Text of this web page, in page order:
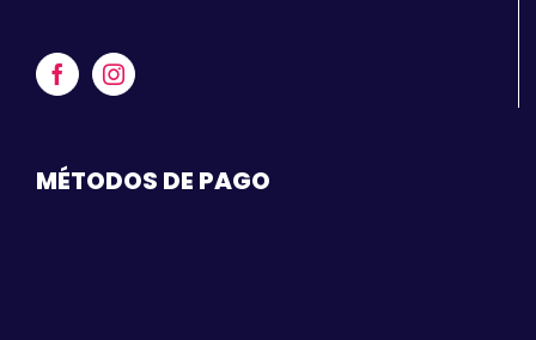
MÉTODOS DE PAGO